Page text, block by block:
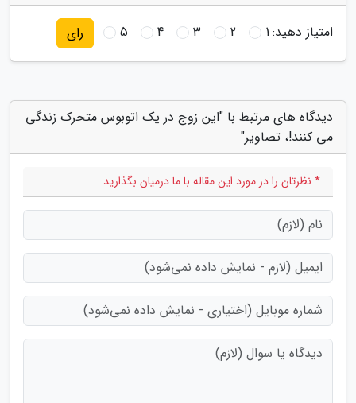
امتیاز دهید:1
2
3
4
5 رای
دیدگاه های مرتبط با "این زوج در یک اتوبوس متحرک زندگی
می کنند!، تصاویر"
* نظرتان را در مورد این مقاله با ما درمیان بگذارید